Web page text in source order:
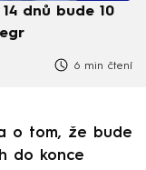
dnů bude 10
6 min čtení
o tom, že bude
do konce